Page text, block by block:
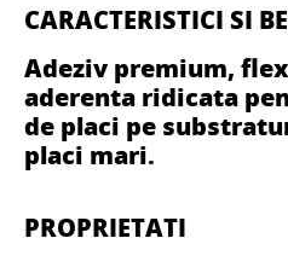
CARACTERISTICI SI
Adeziv premium,
aderenta ridicata
de placi pe
placi mari.
PROPRIETATI